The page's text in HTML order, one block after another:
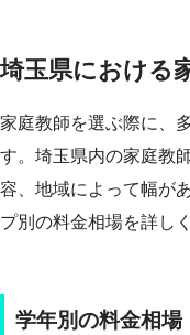
埼玉県における
家庭教師を選ぶ際に、
す。埼玉県内の家庭教
容、地域によって幅が
プ別の料金相場を詳し
学年別の料金相場